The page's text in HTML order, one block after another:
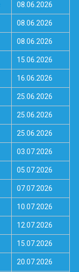
08.06.2026
08.06.2026
08.06.2026
15.06.2026
16.06.2026
25.06.2026
25.06.2026
25.06.2026
03.07.2026
05.07.2026
07.07.2026
10.07.2026
12.07.2026
15.07.2026
20.07.2026